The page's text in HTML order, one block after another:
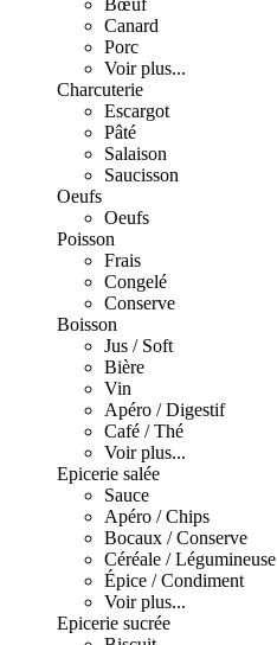
Bœuf
Canard
Porc
Voir plus...
Charcuterie
Escargot
Pâté
Salaison
Saucisson
Oeufs
Oeufs
Poisson
Frais
Congelé
Conserve
Boisson
Jus / Soft
Bière
Vin
Apéro / Digestif
Café / Thé
Voir plus...
Epicerie salée
Sauce
Apéro / Chips
Bocaux / Conserve
Céréale / Légumineuse
Épice / Condiment
Voir plus...
Epicerie sucrée